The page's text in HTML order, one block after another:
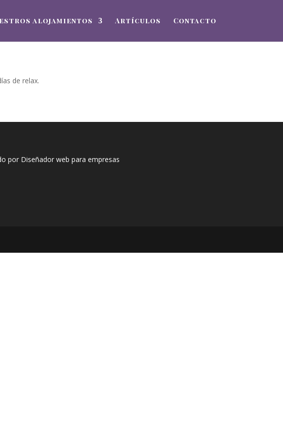
alojamientos Artículos Contacto
de relax.
por Diseñador web para empresas